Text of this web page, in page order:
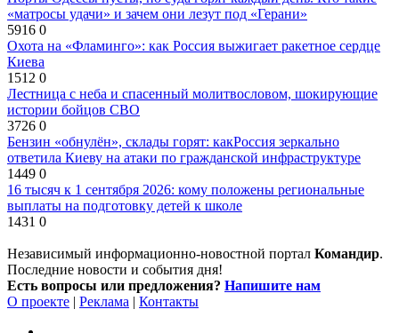
«матросы удачи» и зачем они лезут под «Герани»
5916 0
Охота на «Фламинго»: как Россия выжигает ракетное сердце
Киева
1512 0
Лестница с неба и спасенный молитвословом, шокирующие
истории бойцов СВО
3726 0
Бензин «обнулён», склады горят: какРоссия зеркально
ответила Киеву на атаки по гражданской инфраструктуре
1449 0
16 тысяч к 1 сентября 2026: кому положены региональные
выплаты на подготовку детей к школе
1431 0
Независимый информационно-новостной портал Командир.
Последние новости и события дня!
Есть вопросы или предложения? Напишите нам
О проекте | Реклама | Контакты